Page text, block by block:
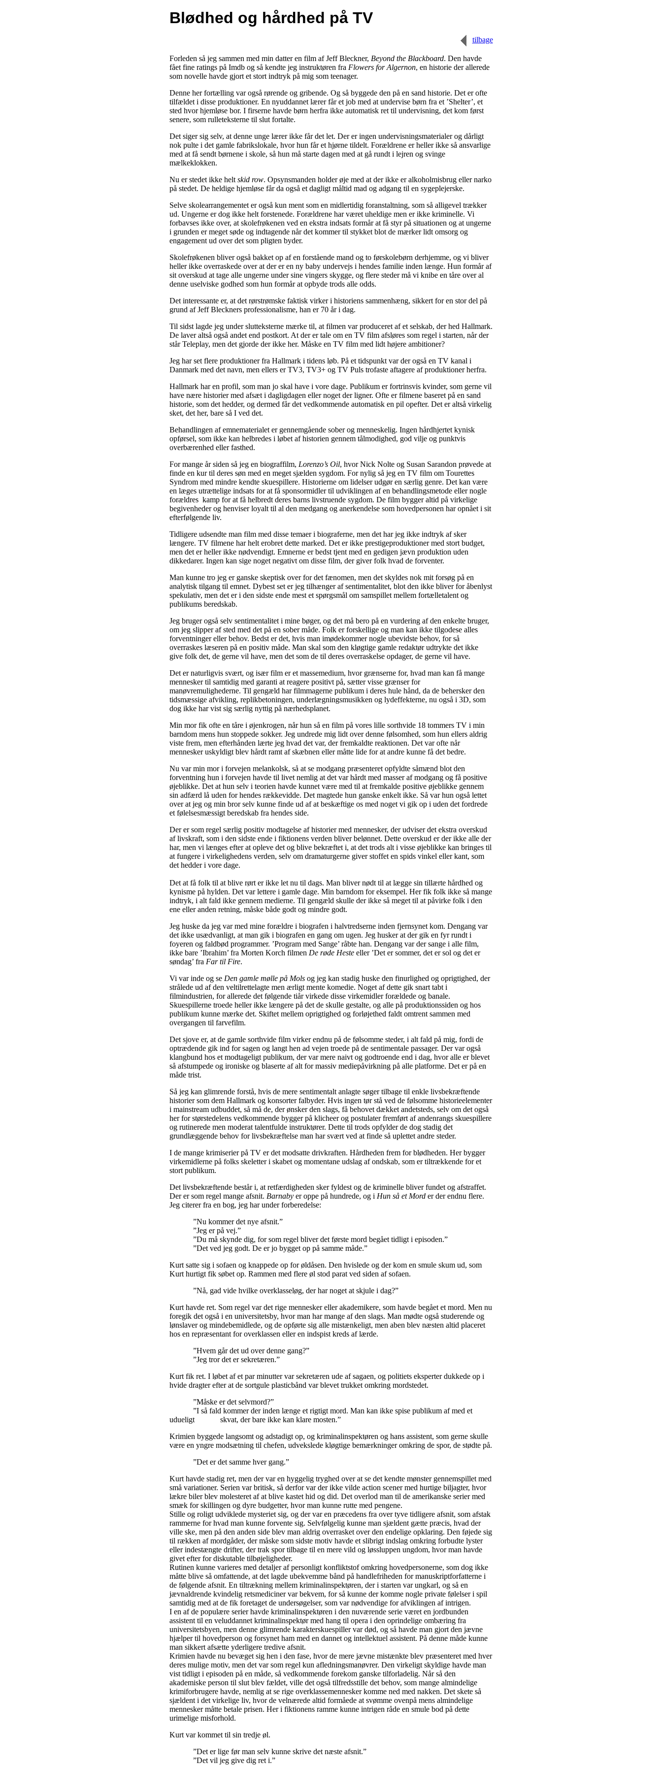
Blødhed og hårdhed på TV
tilbage
Forleden så jeg sammen med min datter en film af Jeff Bleckner, Beyond the Blackboard. Den havde
fået fine ratings på Imdb og så kendte jeg instruktøren fra Flowers for Algernon, en historie der allerede
som novelle havde gjort et stort indtryk på mig som teenager.
Denne her fortælling var også rørende og gribende. Og så byggede den på en sand historie. Det er ofte
tilfældet i disse produktioner. En nyuddannet lærer får et job med at undervise børn fra et ’Shelter’, et
sted hvor hjemløse bor. I firserne havde børn herfra ikke automatisk ret til undervisning, det kom først
senere, som rulleteksterne til slut fortalte.
Det siger sig selv, at denne unge lærer ikke får det let. Der er ingen undervisningsmaterialer og dårligt
nok pulte i det gamle fabrikslokale, hvor hun får et hjørne tildelt. Forældrene er heller ikke så ansvarlige
med at få sendt børnene i skole, så hun må starte dagen med at gå rundt i lejren og svinge
mælkeklokken.
Nu er stedet ikke helt skid row. Opsynsmanden holder øje med at der ikke er alkoholmisbrug eller narko
på stedet. De heldige hjemløse får da også et dagligt måltid mad og adgang til en sygeplejerske.
Selve skolearrangementet er også kun ment som en midlertidig foranstaltning, som så alligevel trækker
ud. Ungerne er dog ikke helt forstenede. Forældrene har været uheldige men er ikke kriminelle. Vi
forbavses ikke over, at skolefrøkenen ved en ekstra indsats formår at få styr på situationen og at ungerne
i grunden er meget søde og indtagende når det kommer til stykket blot de mærker lidt omsorg og
engagement ud over det som pligten byder.
Skolefrøkenen bliver også bakket op af en forstående mand og to førskolebørn derhjemme, og vi bliver
heller ikke overraskede over at der er en ny baby undervejs i hendes familie inden længe. Hun formår af
sit overskud at tage alle ungerne under sine vingers skygge, og flere steder må vi knibe en tåre over al
denne uselviske godhed som hun formår at opbyde trods alle odds.
Det interessante er, at det rørstrømske faktisk virker i historiens sammenhæng, sikkert for en stor del på
grund af Jeff Bleckners professionalisme, han er 70 år i dag.
Til sidst lagde jeg under slutteksterne mærke til, at filmen var produceret af et selskab, der hed Hallmark.
De laver altså også andet end postkort. At der er tale om en TV film afsløres som regel i starten, når der
står Teleplay, men det gjorde der ikke her. Måske en TV film med lidt højere ambitioner?
Jeg har set flere produktioner fra Hallmark i tidens løb. På et tidspunkt var der også en TV kanal i
Danmark med det navn, men ellers er TV3, TV3+ og TV Puls trofaste aftagere af produktioner herfra.
Hallmark har en profil, som man jo skal have i vore dage. Publikum er fortrinsvis kvinder, som gerne vil
have nære historier med afsæt i dagligdagen eller noget der ligner. Ofte er filmene baseret på en sand
historie, som det hedder, og dermed får det vedkommende automatisk en pil opefter. Det er altså virkelig
sket, det her, bare så I ved det.
Behandlingen af emnematerialet er gennemgående sober og menneskelig. Ingen hårdhjertet kynisk
opførsel, som ikke kan helbredes i løbet af historien gennem tålmodighed, god vilje og punktvis
overbærenhed eller fasthed.
For mange år siden så jeg en biograffilm, Lorenzo’s Oil, hvor Nick Nolte og Susan Sarandon prøvede at
finde en kur til deres søn med en meget sjælden sygdom. For nylig så jeg en TV film om Tourettes
Syndrom med mindre kendte skuespillere. Historierne om lidelser udgør en særlig genre. Det kan være
en læges utrættelige indsats for at få sponsormidler til udviklingen af en behandlingsmetode eller nogle
forældres kamp for at få helbredt deres barns livstruende sygdom. De film bygger altid på virkelige
begivenheder og henviser loyalt til al den medgang og anerkendelse som hovedpersonen har opnået i sit
efterfølgende liv.
Tidligere udsendte man film med disse temaer i biograferne, men det har jeg ikke indtryk af sker
længere. TV filmene har helt erobret dette marked. Det er ikke prestigeproduktioner med stort budget,
men det er heller ikke nødvendigt. Emnerne er bedst tjent med en gedigen jævn produktion uden
dikkedarer. Ingen kan sige noget negativt om disse film, der giver folk hvad de forventer.
Man kunne tro jeg er ganske skeptisk over for det fænomen, men det skyldes nok mit forsøg på en
analytisk tilgang til emnet. Dybest set er jeg tilhænger af sentimentalitet, blot den ikke bliver for åbenlyst
spekulativ, men det er i den sidste ende mest et spørgsmål om samspillet mellem fortælletalent og
publikums beredskab.
Jeg bruger også selv sentimentalitet i mine bøger, og det må bero på en vurdering af den enkelte bruger,
om jeg slipper af sted med det på en sober måde. Folk er forskellige og man kan ikke tilgodese alles
forventninger eller behov. Bedst er det, hvis man imødekommer nogle ubevidste behov, for så
overraskes læseren på en positiv måde. Man skal som den kløgtige gamle redaktør udtrykte det ikke
give folk det, de gerne vil have, men det som de til deres overraskelse opdager, de gerne vil have.
Det er naturligvis svært, og især film er et massemedium, hvor grænserne for, hvad man kan få mange
mennesker til samtidig med garanti at reagere positivt på, sætter visse grænser for
manøvremulighederne. Til gengæld har filmmagerne publikum i deres hule hånd, da de behersker den
tidsmæssige afvikling, replikbetoningen, underlægningsmusikken og lydeffekterne, nu også i 3D, som
dog ikke har vist sig særlig nyttig på nærhedsplanet.
Min mor fik ofte en tåre i øjenkrogen, når hun så en film på vores lille sorthvide 18 tommers TV i min
barndom mens hun stoppede sokker. Jeg undrede mig lidt over denne følsomhed, som hun ellers aldrig
viste frem, men efterhånden lærte jeg hvad det var, der fremkaldte reaktionen. Det var ofte når
mennesker uskyldigt blev hårdt ramt af skæbnen eller måtte lide for at andre kunne få det bedre.
Nu var min mor i forvejen melankolsk, så at se modgang præsenteret opfyldte såmænd blot den
forventning hun i forvejen havde til livet nemlig at det var hårdt med masser af modgang og få positive
øjeblikke. Det at hun selv i teorien havde kunnet være med til at fremkalde positive øjeblikke gennem
sin adfærd lå uden for hendes rækkevidde. Det magtede hun ganske enkelt ikke. Så var hun også lettet
over at jeg og min bror selv kunne finde ud af at beskæftige os med noget vi gik op i uden det fordrede
et følelsesmæssigt beredskab fra hendes side.
Der er som regel særlig positiv modtagelse af historier med mennesker, der udviser det ekstra overskud
af livskraft, som i den sidste ende i fiktionens verden bliver belønnet. Dette overskud er der ikke alle der
har, men vi længes efter at opleve det og blive bekræftet i, at det trods alt i visse øjeblikke kan bringes til
at fungere i virkelighedens verden, selv om dramaturgerne giver stoffet en spids vinkel eller kant, som
det hedder i vore dage.
Det at få folk til at blive rørt er ikke let nu til dags. Man bliver nødt til at lægge sin tillærte hårdhed og
kynisme på hylden. Det var lettere i gamle dage. Min barndom for eksempel. Her fik folk ikke så mange
indtryk, i alt fald ikke gennem medierne. Til gengæld skulle der ikke så meget til at påvirke folk i den
ene eller anden retning, måske både godt og mindre godt.
Jeg huske da jeg var med mine forældre i biografen i halvtredserne inden fjernsynet kom. Dengang var
det ikke usædvanligt, at man gik i biografen en gang om ugen. Jeg husker at der gik en fyr rundt i
foyeren og faldbød programmer. ’Program med Sange’ råbte han. Dengang var der sange i alle film,
ikke bare ’Ibrahim’ fra Morten Korch filmen De røde Hesteeller ’Det er sommer, det er sol og det er
søndag’ fra Far til Fire.
Vi var inde og se Den gamle mølle på Molsog jeg kan stadig huske den finurlighed og oprigtighed, der
strålede ud af den veltilrettelagte men ærligt mente komedie. Noget af dette gik snart tabt i
filmindustrien, for allerede det følgende tiår virkede disse virkemidler forældede og banale.
Skuespillerne troede heller ikke længere på det de skulle gestalte, og alle på produktionssiden og hos
publikum kunne mærke det. Skiftet mellem oprigtighed og forløjethed faldt omtrent sammen med
overgangen til farvefilm.
Det sjove er, at de gamle sorthvide film virker endnu på de følsomme steder, i alt fald på mig, fordi de
optrædende gik ind for sagen og langt hen ad vejen troede på de sentimentale passager. Der var også
klangbund hos et modtageligt publikum, der var mere naivt og godtroende end i dag, hvor alle er blevet
så afstumpede og ironiske og blaserte af alt for massiv mediepåvirkning på alle platforme. Det er på en
måde trist.
Så jeg kan glimrende forstå, hvis de mere sentimentalt anlagte søger tilbage til enkle livsbekræftende
historier som dem Hallmark og konsorter falbyder. Hvis ingen tør stå ved de følsomme historieelementer
i mainstream udbuddet, så må de, der ønsker den slags, få behovet dækket andetsteds, selv om det også
her for størstedelens vedkommende bygger på klicheer og postulater fremført af andenrangs skuespillere
og rutinerede men moderat talentfulde instruktører. Dette til trods opfylder de dog stadig det
grundlæggende behov for livsbekræftelse man har svært ved at finde så uplettet andre steder.
I de mange krimiserier på TV er det modsatte drivkraften. Hårdheden frem for blødheden. Her bygger
virkemidlerne på folks skeletter i skabet og momentane udslag af ondskab, som er tiltrækkende for et
stort publikum.
Det livsbekræftende består i, at retfærdigheden sker fyldest og de kriminelle bliver fundet og afstraffet.
Der er som regel mange afsnit. Barnabyer oppe på hundrede, og i Hun så et Morder der endnu flere.
Jeg citerer fra en bog, jeg har under forberedelse:
”Nu kommer det nye afsnit.”
”Jeg er på vej.”
”Du må skynde dig, for som regel bliver det første mord begået tidligt i episoden.”
”Det ved jeg godt. De er jo bygget op på samme måde.”
Kurt satte sig i sofaen og knappede op for øldåsen. Den hvislede og der kom en smule skum ud, som
Kurt hurtigt fik søbet op. Rammen med flere øl stod parat ved siden af sofaen.
”Nå, gad vide hvilke overklasseløg, der har noget at skjule i dag?”
Kurt havde ret. Som regel var det rige mennesker eller akademikere, som havde begået et mord. Men nu
foregik det også i en universitetsby, hvor man har mange af den slags. Man mødte også studerende og
lønslaver og mindebemidlede, og de opførte sig alle mistænkeligt, men aben blev næsten altid placeret
hos en repræsentant for overklassen eller en indspist kreds af lærde.
”Hvem går det ud over denne gang?”
”Jeg tror det er sekretæren.”
Kurt fik ret. I løbet af et par minutter var sekretæren ude af sagaen, og politiets eksperter dukkede op i
hvide dragter efter at de sortgule plasticbånd var blevet trukket omkring mordstedet.
”Måske er det selvmord?”
”I så fald kommer der inden længe et rigtigt mord. Man kan ikke spise publikum af med et
udueligt skvat, der bare ikke kan klare mosten.”
Krimien byggede langsomt og adstadigt op, og kriminalinspektøren og hans assistent, som gerne skulle
være en yngre modsætning til chefen, udvekslede kløgtige bemærkninger omkring de spor, de stødte på.
”Det er det samme hver gang.”
Kurt havde stadig ret, men der var en hyggelig tryghed over at se det kendte mønster gennemspillet med
små variationer. Serien var britisk, så derfor var der ikke vilde action scener med hurtige biljagter, hvor
lækre biler blev molesteret af at blive kastet hid og did. Det overlod man til de amerikanske serier med
smæk for skillingen og dyre budgetter, hvor man kunne rutte med pengene.
Stille og roligt udviklede mysteriet sig, og der var en præcedens fra over tyve tidligere afsnit, som afstak
rammerne for hvad man kunne forvente sig. Selvfølgelig kunne man sjældent gætte præcis, hvad der
ville ske, men på den anden side blev man aldrig overrasket over den endelige opklaring. Den føjede sig
til rækken af mordgåder, der måske som sidste motiv havde et slibrigt indslag omkring forbudte lyster
eller indestængte drifter, der trak spor tilbage til en mere vild og løssluppen ungdom, hvor man havde
givet efter for diskutable tilbøjeligheder.
Rutinen kunne varieres med detaljer af personligt konfliktstof omkring hovedpersonerne, som dog ikke
måtte blive så omfattende, at det lagde ubekvemme bånd på handlefriheden for manuskriptforfatterne i
de følgende afsnit. En tiltrækning mellem kriminalinspektøren, der i starten var ungkarl, og så en
jævnaldrende kvindelig retsmediciner var bekvem, for så kunne der komme nogle private følelser i spil
samtidig med at de fik foretaget de undersøgelser, som var nødvendige for afviklingen af intrigen.
I en af de populære serier havde kriminalinspektøren i den nuværende serie været en jordbunden
assistent til en veluddannet kriminalinspektør med hang til opera i den oprindelige ombæring fra
universitetsbyen, men denne glimrende karakterskuespiller var død, og så havde man gjort den jævne
hjælper til hovedperson og forsynet ham med en dannet og intellektuel assistent. På denne måde kunne
man sikkert afsætte yderligere tredive afsnit.
Krimien havde nu bevæget sig hen i den fase, hvor de mere jævne mistænkte blev præsenteret med hver
deres mulige motiv, men det var som regel kun afledningsmanøvrer. Den virkeligt skyldige havde man
vist tidligt i episoden på en måde, så vedkommende forekom ganske tilforladelig. Når så den
akademiske person til slut blev fældet, ville det også tilfredsstille det behov, som mange almindelige
krimiforbrugere havde, nemlig at se rige overklassemennesker komme ned med nakken. Det skete så
sjældent i det virkelige liv, hvor de velnærede altid formåede at svømme ovenpå mens almindelige
mennesker måtte betale prisen. Her i fiktionens ramme kunne intrigen råde en smule bod på dette
urimelige misforhold.
Kurt var kommet til sin tredje øl.
”Det er lige før man selv kunne skrive det næste afsnit.”
”Det vil jeg give dig ret i.”